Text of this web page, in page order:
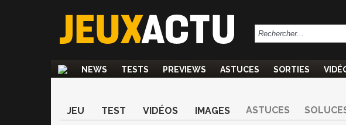
NEWS TESTS PREVIEWS ASTUCES SORTIES
JEU TEST VIDÉOS IMAGES ASTUCES